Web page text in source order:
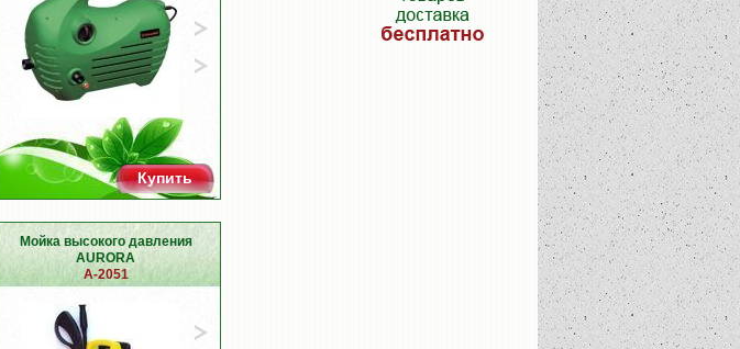
Купить
Мойка высокого давления
AURORA
A-2051